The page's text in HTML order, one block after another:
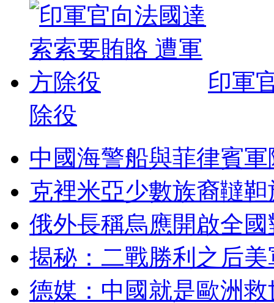
印軍
除役
中國海警船與菲律賓
克裡米亞少數族裔韃
俄外長稱烏應開啟全
揭秘：二戰勝利之后
德媒：中國就是歐洲